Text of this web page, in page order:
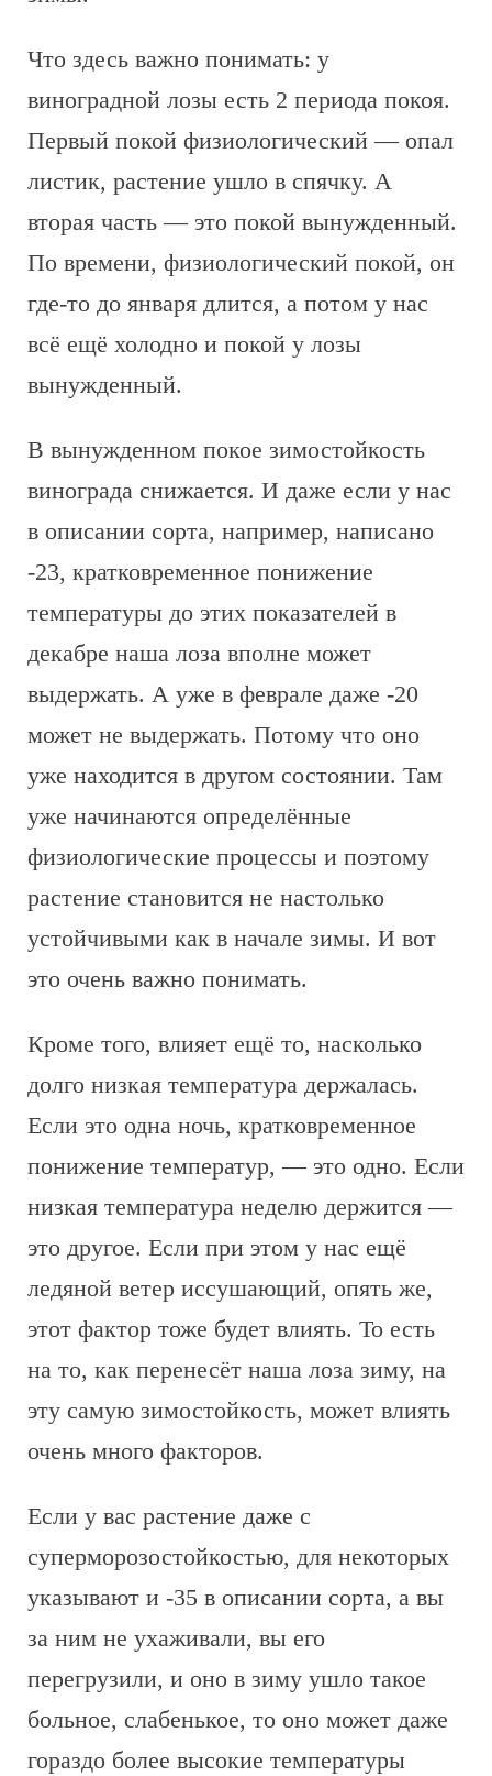
Что здесь важно понимать: у
виноградной лозы есть 2 периода покоя.
Первый покой физиологический — опал
листик, растение ушло в спячку. А
вторая часть — это покой вынужденный.
По времени, физиологический покой, он
где-то до января длится, а потом у нас
всё ещё холодно и покой у лозы
вынужденный.
В вынужденном покое зимостойкость
винограда снижается. И даже если у нас
в описании сорта, например, написано
-23, кратковременное понижение
температуры до этих показателей в
декабре наша лоза вполне может
выдержать. А уже в феврале даже -20
может не выдержать. Потому что оно
уже находится в другом состоянии. Там
уже начинаются определённые
физиологические процессы и поэтому
растение становится не настолько
устойчивыми как в начале зимы. И вот
это очень важно понимать.
Кроме того, влияет ещё то, насколько
долго низкая температура держалась.
Если это одна ночь, кратковременное
понижение температур, — это одно. Если
низкая температура неделю держится —
это другое. Если при этом у нас ещё
ледяной ветер иссушающий, опять же,
этот фактор тоже будет влиять. То есть
на то, как перенесёт наша лоза зиму, на
эту самую зимостойкость, может влиять
очень много факторов.
Если у вас растение даже с
суперморозостойкостью, для некоторых
указывают и -35 в описании сорта, а вы
за ним не ухаживали, вы его
перегрузили, и оно в зиму ушло такое
больное, слабенькое, то оно может даже
гораздо более высокие температуры